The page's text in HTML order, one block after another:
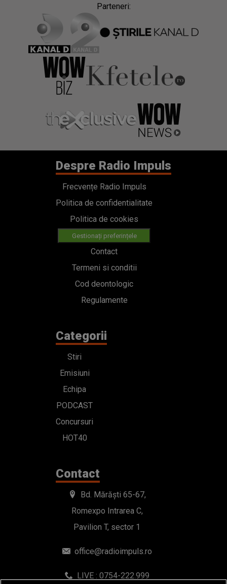
Parteneri:
Despre Radio Impuls
Frecvențe Radio Impuls
Politica de confidentialitate
Politica de cookies
Gestionați preferințele
Contact
Termeni si conditii
Cod deontologic
Regulamente
Categorii
Stiri
Emisiuni
Echipa
PODCAST
Concursuri
HOT40
Contact
Bd. Mărăști 65-67,
Romexpo Intrarea C,
Pavilion T, sector 1
office@radioimpuls.ro
LIVE : 0754-222.999